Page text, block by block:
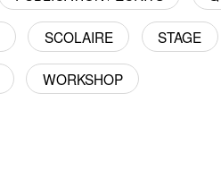
SCOLAIRE STAGE
WORKSHOP